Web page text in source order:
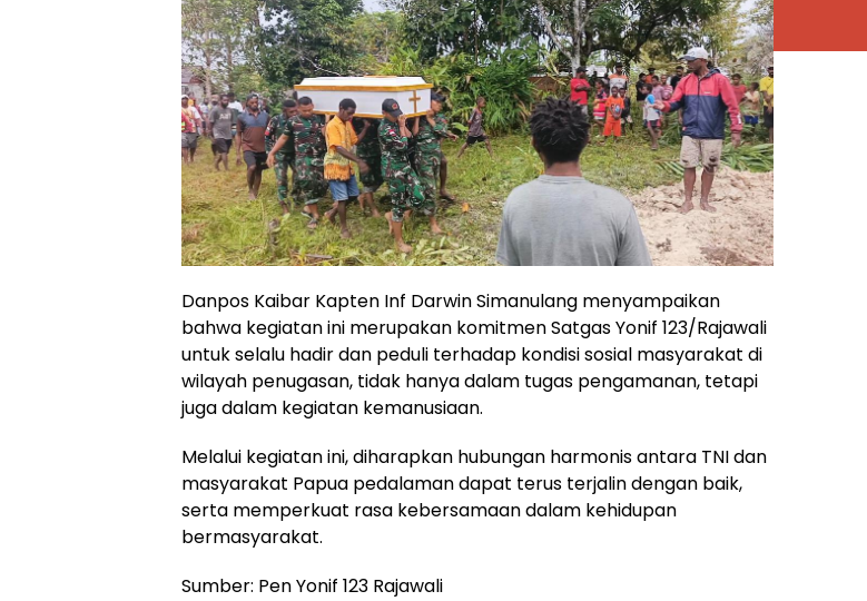
Danpos Kaibar Kapten Inf Darwin Simanulang menyampaikan
bahwa kegiatan ini merupakan komitmen Satgas Yonif 123/Rajawali
untuk selalu hadir dan peduli terhadap kondisi sosial masyarakat di
wilayah penugasan, tidak hanya dalam tugas pengamanan, tetapi
juga dalam kegiatan kemanusiaan.
Melalui kegiatan ini, diharapkan hubungan harmonis antara TNI dan
masyarakat Papua pedalaman dapat terus terjalin dengan baik,
serta memperkuat rasa kebersamaan dalam kehidupan
bermasyarakat.
Sumber: Pen Yonif 123 Rajawali